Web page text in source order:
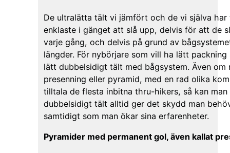
De ultralätta tält vi jämfört och de vi själva
enklaste i gänget att slå upp, delvis för att de
varje gång, och delvis på grund av
längder. För nybörjare som vill ha lätt
lätt dubbelsidigt tält med bågsystem. Även om
presenning eller pyramid, med en rad olika
tilltala de flesta inbitna thru-hikers, så kan
dubbelsidigt tält alltid ger det skydd man
samtidigt som man ökar sina erfarenheter.
Pyramider med permanent gol, även kallat